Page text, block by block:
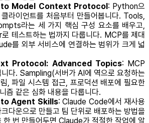
Model Context Protocol: Python으
라이언트를 처음부터 만들어봅니다. Tools,
라는 세 가지 핵심 구성 요소를 배우고,
테스트하는 법까지 다룹니다. MCP를 제대
를 외부 서비스에 연결하는 범위가 크게 넓
Protocol: Advanced Topics: MCP
니다. Sampling(서버가 AI에 역으로 요청하는
, 파일 시스템 접근, 프로덕션 배포에 필요한
즘 같은 심화 내용을 다룹니다.
Agent Skills: Claude Code에서 재사용
다운으로 만들고 팀 단위로 배포하는 방법을
한 번 만들어두면 Claude가 적절한 작업에 알